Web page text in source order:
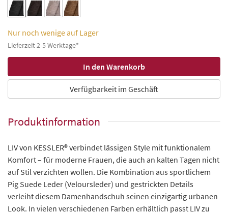
Nur noch wenige auf Lager
Lieferzeit 2-5 Werktage*
Verfügbarkeit im Geschäft
Produktinformation
LIV von KESSLER® verbindet lässigen Style mit funktionalem
Komfort – für moderne Frauen, die auch an kalten Tagen nicht
auf Stil verzichten wollen. Die Kombination aus sportlichem
Pig Suede Leder (Veloursleder) und gestrickten Details
verleiht diesem Damenhandschuh seinen einzigartig urbanen
Look. In vielen verschiedenen Farben erhältlich passt LIV zu